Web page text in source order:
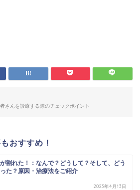
さんを診療する際のチェックポイント
おすすめ！
割れた！：なんで？どうして？そして、どう
た？原因・治療法をご紹介
2023年4月13日